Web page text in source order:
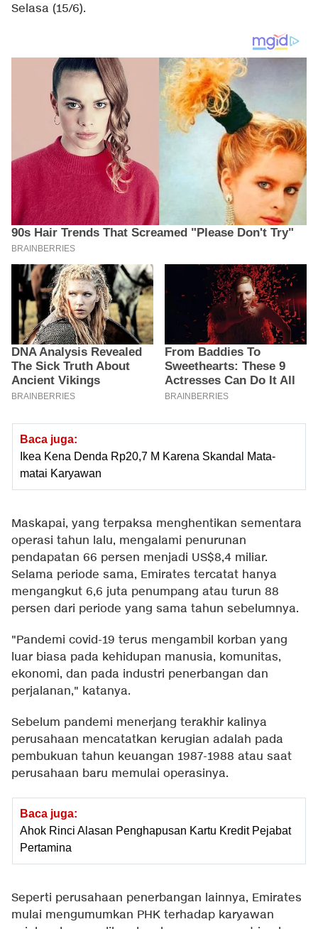
Selasa (15/6).
Baca juga:
Ikea Kena Denda Rp20,7 M Karena Skandal Mata-
matai Karyawan
Maskapai, yang terpaksa menghentikan sementara
operasi tahun lalu, mengalami penurunan
pendapatan 66 persen menjadi US$8,4 miliar.
Selama periode sama, Emirates tercatat hanya
mengangkut 6,6 juta penumpang atau turun 88
persen dari periode yang sama tahun sebelumnya.
"Pandemi covid-19 terus mengambil korban yang
luar biasa pada kehidupan manusia, komunitas,
ekonomi, dan pada industri penerbangan dan
perjalanan," katanya.
Sebelum pandemi menerjang terakhir kalinya
perusahaan mencatatkan kerugian adalah pada
pembukuan tahun keuangan 1987-1988 atau saat
perusahaan baru memulai operasinya.
Baca juga:
Ahok Rinci Alasan Penghapusan Kartu Kredit Pejabat
Pertamina
Seperti perusahaan penerbangan lainnya, Emirates
mulai mengumumkan PHK terhadap karyawan